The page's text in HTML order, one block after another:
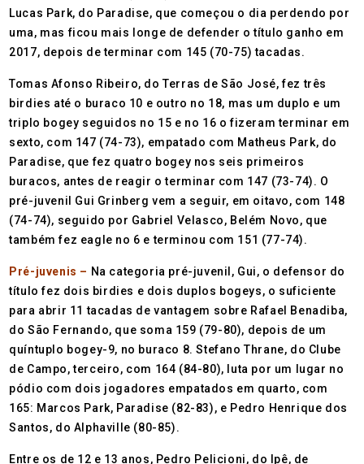
Lucas Park, do Paradise, que começou o dia perdendo por
uma, mas ficou mais longe de defender o título ganho em
2017, depois de terminar com 145 (70-75) tacadas.
Tomas Afonso Ribeiro, do Terras de São José, fez três
birdies até o buraco 10 e outro no 18, mas um duplo e um
triplo bogey seguidos no 15 e no 16 o fizeram terminar em
sexto, com 147 (74-73), empatado com Matheus Park, do
Paradise, que fez quatro bogey nos seis primeiros
buracos, antes de reagir o terminar com 147 (73-74). O
pré-juvenil Gui Grinberg vem a seguir, em oitavo, com 148
(74-74), seguido por Gabriel Velasco, Belém Novo, que
também fez eagle no 6 e terminou com 151 (77-74).
Pré-juvenis – Na categoria pré-juvenil, Gui, o defensor do
título fez dois birdies e dois duplos bogeys, o suficiente
para abrir 11 tacadas de vantagem sobre Rafael Benadiba,
do São Fernando, que soma 159 (79-80), depois de um
quíntuplo bogey-9, no buraco 8. Stefano Thrane, do Clube
de Campo, terceiro, com 164 (84-80), luta por um lugar no
pódio com dois jogadores empatados em quarto, com
165: Marcos Park, Paradise (82-83), e Pedro Henrique dos
Santos, do Alphaville (80-85).
Entre os de 12 e 13 anos, Pedro Pelicioni, do Ipê, de